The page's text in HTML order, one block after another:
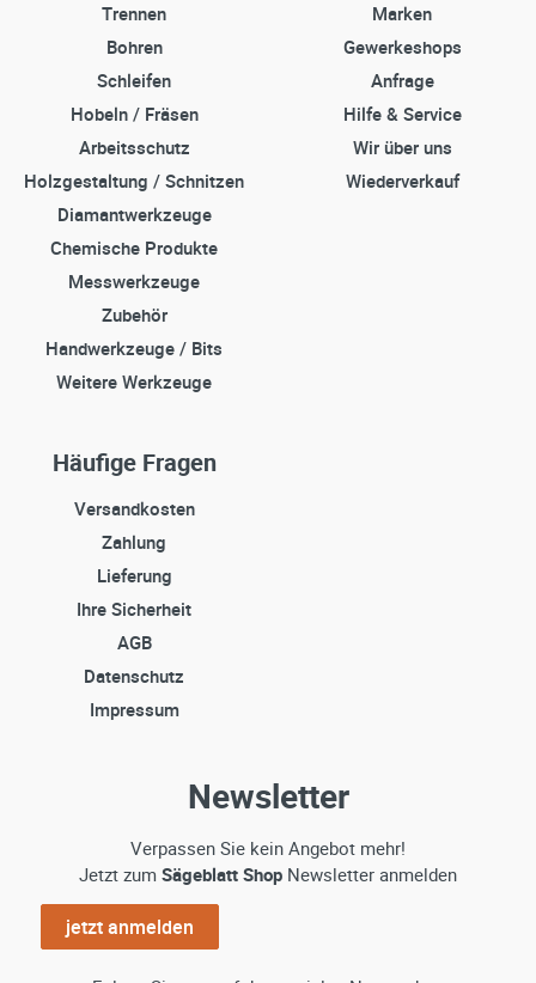
Trennen
Bohren
Schleifen
Hobeln / Fräsen
Arbeitsschutz
Holzgestaltung / Schnitzen
Diamantwerkzeuge
Chemische Produkte
Messwerkzeuge
Zubehör
Handwerkzeuge / Bits
Weitere Werkzeuge
Marken
Gewerkeshops
Anfrage
Hilfe & Service
Wir über uns
Wiederverkauf
Häufige Fragen
Versandkosten
Zahlung
Lieferung
Ihre Sicherheit
AGB
Datenschutz
Impressum
Newsletter
Verpassen Sie kein Angebot mehr!
Jetzt zum Sägeblatt Shop Newsletter anmelden
jetzt anmelden